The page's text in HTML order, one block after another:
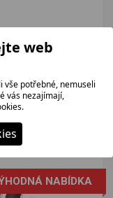
kteří hledají
NABÍDKA
web
vše potřebné, nemuseli
vás nezajímají,